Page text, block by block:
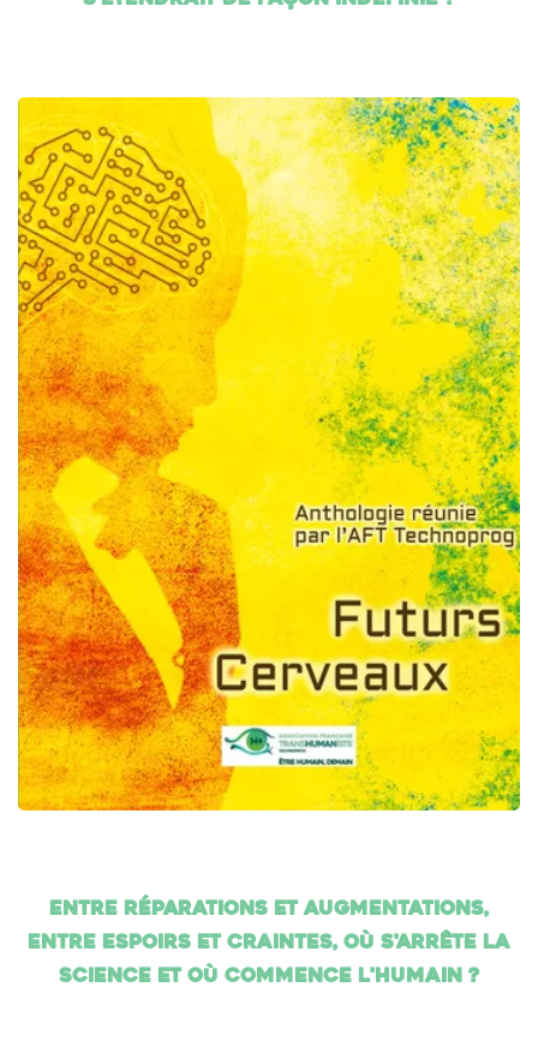
Entre réparations et augmentations,
entre espoirs et craintes, où s'arrête la
science et où commence l'humain ?